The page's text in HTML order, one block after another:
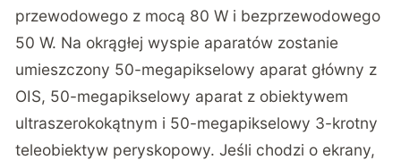
przewodowego z mocą 80 W i bezprzewodowego
50 W. Na okrągłej wyspie aparatów zostanie
umieszczony 50-megapikselowy aparat główny z
OIS, 50-megapikselowy aparat z obiektywem
ultraszerokokątnym i 50-megapikselowy 3-krotny
teleobiektyw peryskopowy. Jeśli chodzi o ekrany,